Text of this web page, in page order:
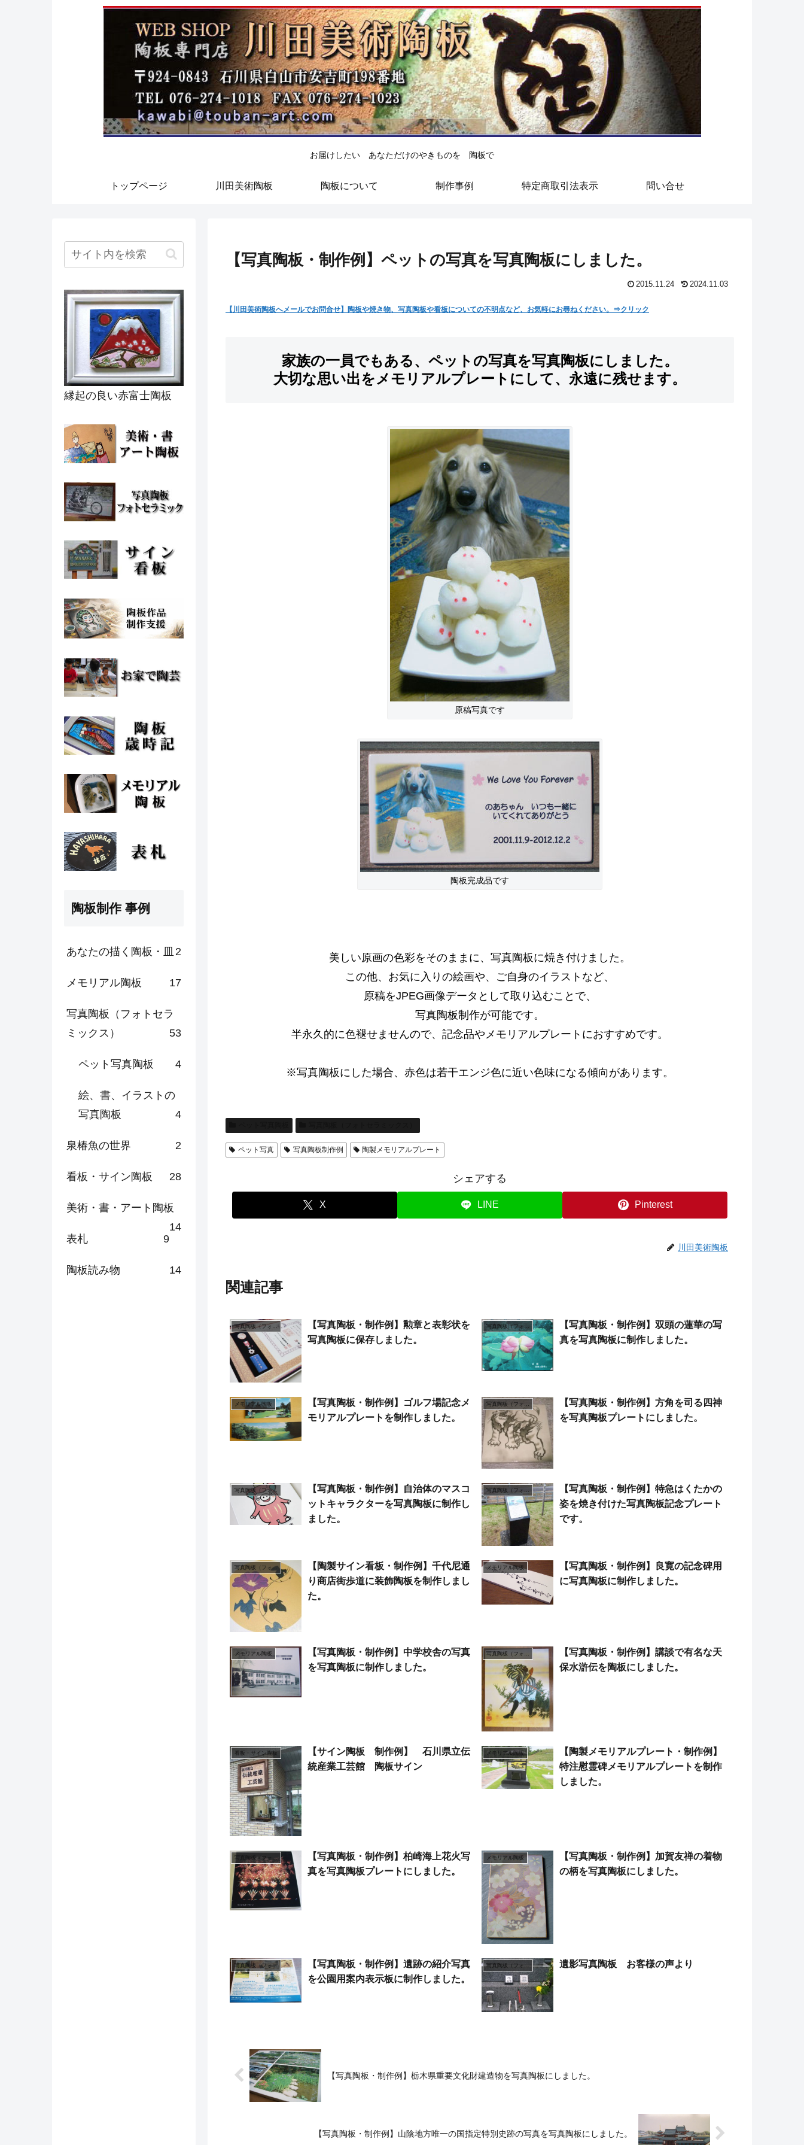
お届けしたい あなただけのやきものを 陶板で
トップページ 川田美術陶板 陶板について 制作事例 特定商取引法表示 問い合せ
【写真陶板・制作例】ペットの写真を写真陶板にしました。
2015.11.24 2024.11.03
【川田美術陶板へメールでお問合せ】陶板や焼き物、写真陶板や看板についての不明点など、お気軽にお尋ねください。⇒クリック
家族の一員でもある、ペットの写真を写真陶板にしました。
大切な思い出をメモリアルプレートにして、永遠に残せます。
原稿写真です
陶板完成品です
美しい原画の色彩をそのままに、写真陶板に焼き付けました。
この他、お気に入りの絵画や、ご自身のイラストなど、
原稿をJPEG画像データとして取り込むことで、
写真陶板制作が可能です。
半永久的に色褪せませんので、記念品やメモリアルプレートにおすすめです。
※写真陶板にした場合、赤色は若干エンジ色に近い色味になる傾向があります。
ペット写真 写真陶板制作例 陶製メモリアルプレート
シェアする
X LINE Pinterest
川田美術陶板
関連記事
写真陶板（フォトセラミックス）
【写真陶板・制作例】勲章と表彰状を
写真陶板に保存しました。
写真陶板（フォトセラミックス）
【写真陶板・制作例】双頭の蓮華の写
真を写真陶板に制作しました。
メモリアル陶板
【写真陶板・制作例】ゴルフ場記念メ
モリアルプレートを制作しました。
写真陶板（フォトセラミックス）
【写真陶板・制作例】方角を司る四神
を写真陶板プレートにしました。
写真陶板（フォトセラミックス）
【写真陶板・制作例】自治体のマスコ
ットキャラクターを写真陶板に制作し
ました。
写真陶板（フォトセラミックス）
【写真陶板・制作例】特急はくたかの
姿を焼き付けた写真陶板記念プレート
です。
写真陶板（フォトセラミックス）
【陶製サイン看板・制作例】千代尼通
り商店街歩道に装飾陶板を制作しまし
た。
メモリアル陶板
【写真陶板・制作例】良寛の記念碑用
に写真陶板に制作しました。
メモリアル陶板
【写真陶板・制作例】中学校舎の写真
を写真陶板に制作しました。
写真陶板（フォトセラミックス）
【写真陶板・制作例】講談で有名な天
保水滸伝を陶板にしました。
看板・サイン陶板
【サイン陶板 制作例】 石川県立伝
統産業工芸館 陶板サイン
メモリアル陶板
【陶製メモリアルプレート・制作例】
特注慰霊碑メモリアルプレートを制作
しました。
写真陶板（フォトセラミックス）
【写真陶板・制作例】柏崎海上花火写
真を写真陶板プレートにしました。
メモリアル陶板
【写真陶板・制作例】加賀友禅の着物
の柄を写真陶板にしました。
写真陶板（フォトセラミックス）
【写真陶板・制作例】遺跡の紹介写真
を公園用案内表示板に制作しました。
写真陶板（フォトセラミックス） 遺影写真陶板 お客様の声より
【写真陶板・制作例】栃木県重要文化財建造物を写真陶板にしました。
【写真陶板・制作例】山陰地方唯一の国指定特別史跡の写真を写真陶板にしました。
縁起の良い赤富士陶板
陶板制作 事例
あなたの描く陶板・皿 2
メモリアル陶板 17
写真陶板（フォトセラ
ミックス）
53
ペット写真陶板 4
絵、書、イラストの
写真陶板
4
泉椿魚の世界 2
看板・サイン陶板 28
美術・書・アート陶板
14
表札
9
陶板読み物 14